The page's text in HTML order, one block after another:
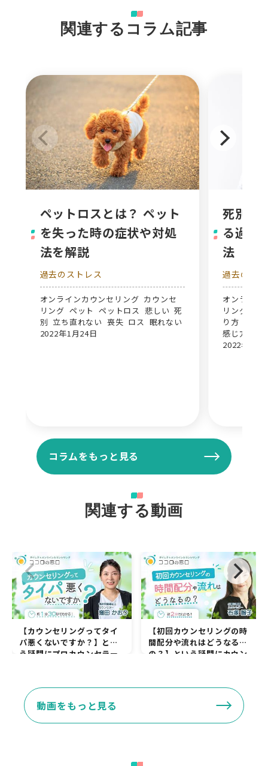
関連するコラム記事
ペットロスとは？ ペット
を失った時の症状や対処
法を解説
過去のストレス
オンラインカウンセリング カウンセ
リング ペット ペットロス 悲しい 死
別 立ち直れない 喪失 ロス 眠れない
2022年1月24日
死別の
る過程
法
過去のス
オンライン
リング 大
り方 悲し
感じ方
2022年1月
コラムをもっと見る
関連する動画
【カウンセリングってタイ
パ悪くないですか？】とい
う疑問にプロカウンセラー
【初回カウンセリングの時
間配分や流れはどうなる
の？】という疑問にカウン
動画をもっと見る